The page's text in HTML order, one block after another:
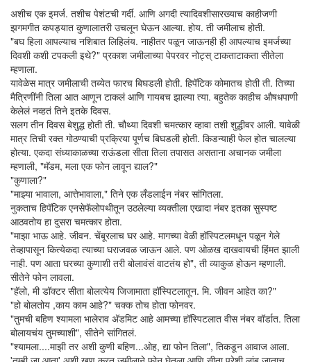
अशीच एक इमर्ज. तशीच पेशंटची गर्दी. आणि अगदी त्यादिवशीसारख्याच काहीजणी
झगमगीत कपड्यात कुणालातरी उचलून घेऊन आल्या. होय. ती जमीलाच होती.
"बघ हिला आपल्याच नशिबात लिहिलंय. नाहीतर पळून जाऊनही ही आपल्याच इमर्जच्या
दिवशी कशी टपकली इथे?" प्रकाश जमीलाच्या पेपरवर नोट्‍स्‌ टाकताटाकता सीतेला
म्हणाला.
यावेळेस मात्र जमीलाची तब्येत फारच बिघडली होती. हिपॅटिक कोमातच होती ती. तिच्या
मैत्रिणींनी तिला आत आणून टाकलं आणि गायबच झाल्या त्या. बहुतेक काहीच औषधपाणी
केलेलं नव्हतं तिने इतके दिवस.
सलग तीन दिवस बेशुद्ध होती ती. चौथ्या दिवशी चमत्कार व्हावा तशी शुद्धीवर आली. यावेळी
मात्र तिची रक्त गोठण्याची प्रक्रिया पूर्णच बिघडली होती. किडन्याही फेल होत चालल्या
होत्या. एकदा संध्याकाळच्या राऊंडला सीता तिला तपासत असताना अचानक जमीला
म्हणाली, "मॅडम, मला एक फोन लावून द्याल?"
"कुणाला?"
"माझ्या भावाला, आत्तेभावाला," तिने एक लँडलाईन नंबर सांगितला.
नुकताच हिपॅटिक एनसेफॅलोपथीतून उठलेल्या व्यक्तीला एखादा नंबर इतका सुस्पष्ट
आठवतोय हा दुसरा चमत्कार होता.
"माझा भाऊ आहे. जीवन. चेंबूरलाच घर आहे. मागच्या वेळी हॉस्पिटलमधून पळून गेले
तेव्हापासून कित्येकदा त्याच्या घराजवळ जाऊन आले. पण ओळख दाखवायची हिंमत झाली
नाही. पण आता घरच्या कुणाशी तरी बोलावंसं वाटतंय हो", ती व्याकुळ होऊन म्हणाली.
सीतेने फोन लावला.
"हॅलो, मी डॉक्टर सीता बोलत्येय जिजामाता हॉस्पिटलातून. मि. जीवन आहेत का?"
"हो बोलतोय ,काय काम आहे?" चक्क तोच होता फोनवर.
"तुमची बहिण श्यामला भालेराव अ‍ॅडमिट आहे आमच्या हॉस्पिटलात वीस नंबर वॉर्डात. तिला
बोलायचंय तुमच्याशी", सीतेने सांगितलं.
"श्यामला....माझी तर अशी कुणी बहिण...ओह, द्या फोन तिला", तिकडून आवाज आला.